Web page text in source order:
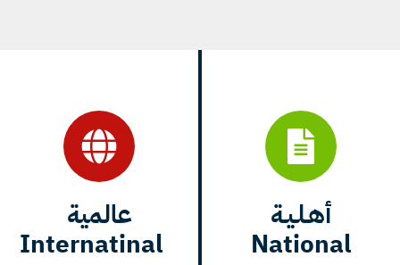
أهـلـيـة
National
عالمية
Internatinal